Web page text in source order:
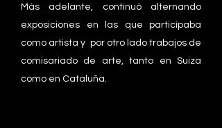
Más adelante, continuó alternando
exposiciones en las que participaba
como artista y por otro lado trabajos de
comisariado de arte, tanto en Suiza
como en Cataluña.